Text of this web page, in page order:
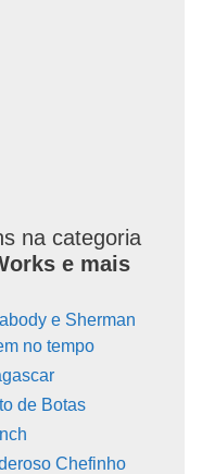
na categoria
e mais
e Sherman
no tempo
de Botas
Chefinho